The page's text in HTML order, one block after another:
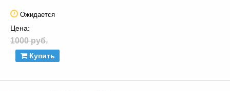
Ожидается
Цена:
1000 руб.
Купить